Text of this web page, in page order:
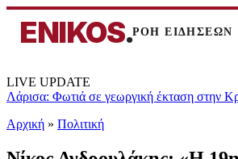
ENIKOS.ΡΟΗ ΕΙΔΗΣΕΩΝ
LIVE UPDATE
Λάρισα: Φωτιά σε γεωργική έκταση στην
Αρχική » Πολιτική